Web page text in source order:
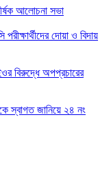
আলোচনা সভা
দোয়া ও বিদায়
বিরুদ্ধে অপপ্রচারের
স্বাগত জানিয়ে ২৪ নং